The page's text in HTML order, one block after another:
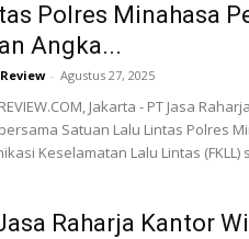
Polres Minahasa
Angka...
- Agustus 27, 2025
Jakarta - PT Jasa
Satuan Lalu Lintas Polres
Keselamatan Lalu Lintas (FKLL)
Raharja Kantor